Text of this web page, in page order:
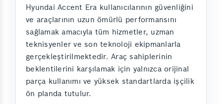
Hyundai Accent Era kullanıcılarının güvenliğini
ve araçlarının uzun ömürlü performansını
sağlamak amacıyla tüm hizmetler, uzman
teknisyenler ve son teknoloji ekipmanlarla
gerçekleştirilmektedir. Araç sahiplerinin
beklentilerini karşılamak için yalnızca orijinal
parça kullanımı ve yüksek standartlarda işçilik
ön planda tutulur.